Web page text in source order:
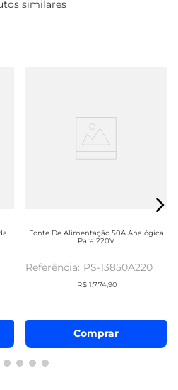
similares
Fonte De Alimentação 50A Analógica
Para 220V
PS-13850A220
R$ 1.774,90
Comprar